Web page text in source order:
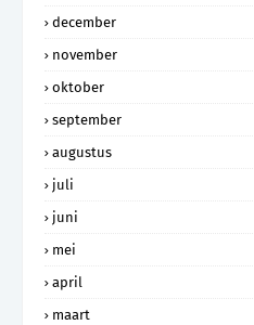
december
november
oktober
september
augustus
juli
juni
mei
april
maart